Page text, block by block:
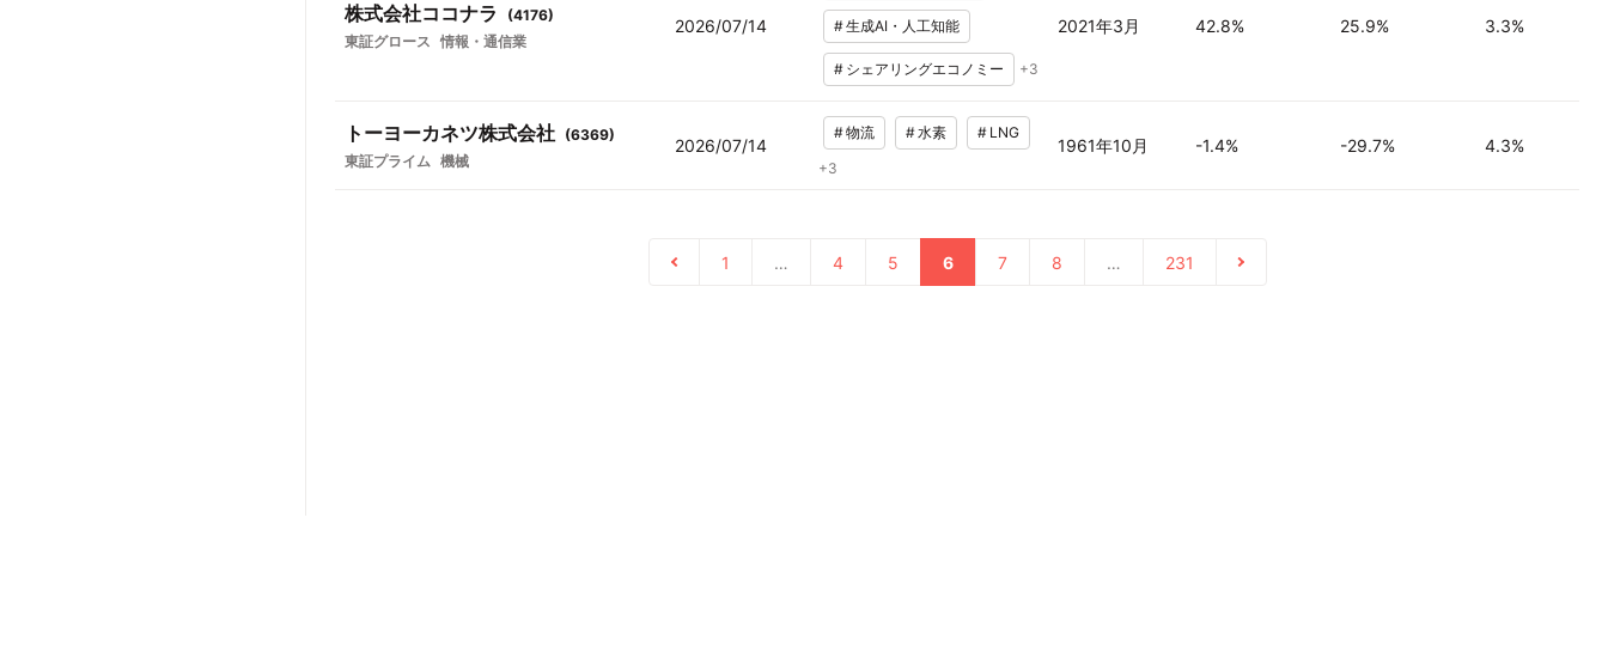
株式会社ココナラ (4176)
東証グロース 情報・通信業
2026/07/14 #生成AI・人工知能
# シェアリングエコノミー +3
2021年3月 42.8% 25.9% 3.3%
トーヨーカネツ株式会社 (6369)
東証プライム 機械
2026/07/14
#物流 #水素 # LNG
+3
1961年10月 -1.4% -29.7% 4.3%
1 … 4 5 6 7 8 … 231